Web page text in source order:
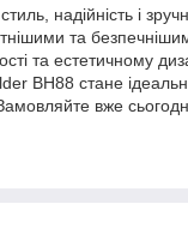
надійність і
та
та естетичному
BH88 стане
вже